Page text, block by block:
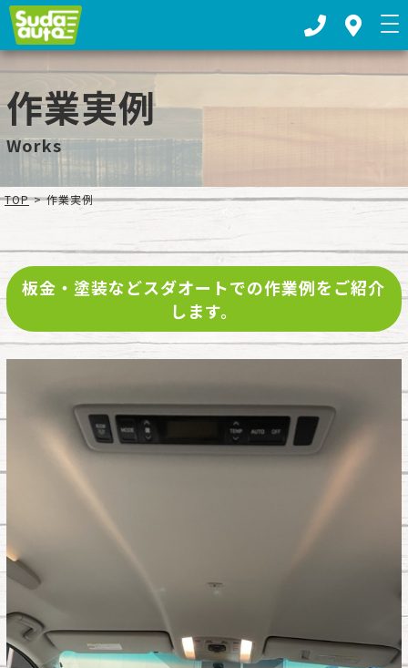
お車の板金塗装・車検整備ならスダオートへ｜下都賀郡野木町
作業実例
Works
TOP > 作業実例
板金・塗装などスダオートでの作業例をご紹介
します。